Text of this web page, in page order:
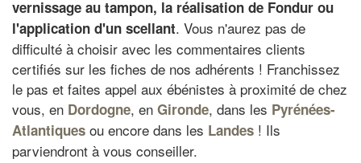
vernissage au tampon, la réalisation de Fondur ou
l'application d'un scellant. Vous n'aurez pas de
difficulté à choisir avec les commentaires clients
certifiés sur les fiches de nos adhérents ! Franchissez
le pas et faites appel aux ébénistes à proximité de chez
vous, en Dordogne, en Gironde, dans les Pyrénées-
Atlantiques ou encore dans les Landes ! Ils
parviendront à vous conseiller.